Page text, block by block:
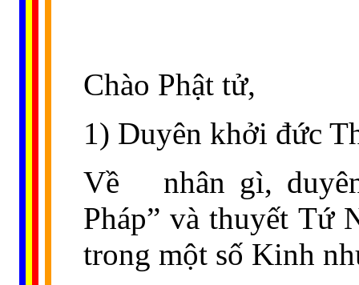
Chào Phật tử,
1) Duyên khởi đức
Về
nhân gì,
Pháp” và thuyết Tứ
trong một số Kinh